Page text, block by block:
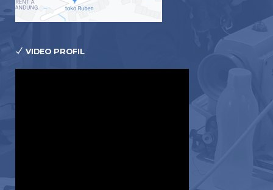
VIDEO PROFIL